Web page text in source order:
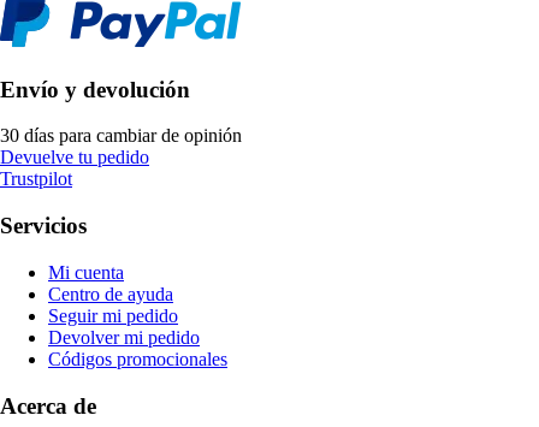
Envío y devolución
30 días para cambiar de opinión
Devuelve tu pedido
Trustpilot
Servicios
Mi cuenta
Centro de ayuda
Seguir mi pedido
Devolver mi pedido
Códigos promocionales
Acerca de